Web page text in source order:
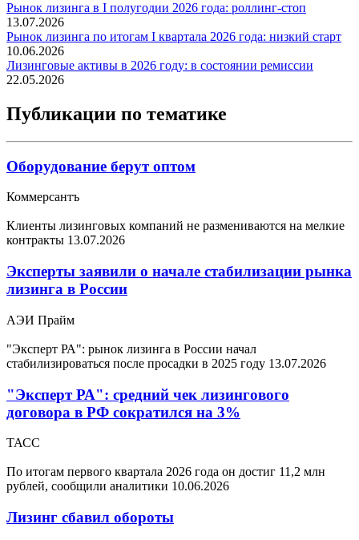
Рынок лизинга в I полугодии 2026 года: роллинг-стоп
13.07.2026
Рынок лизинга по итогам I квартала 2026 года: низкий старт
10.06.2026
Лизинговые активы в 2026 году: в состоянии ремиссии
22.05.2026
Публикации по тематике
Оборудование берут оптом
Коммерсантъ
Клиенты лизинговых компаний не размениваются на мелкие
контракты 13.07.2026
Эксперты заявили о начале стабилизации рынка
лизинга в России
АЭИ Прайм
"Эксперт РА": рынок лизинга в России начал
стабилизироваться после просадки в 2025 году 13.07.2026
"Эксперт РА": средний чек лизингового
договора в РФ сократился на 3%
ТАСС
По итогам первого квартала 2026 года он достиг 11,2 млн
рублей, сообщили аналитики 10.06.2026
Лизинг сбавил обороты